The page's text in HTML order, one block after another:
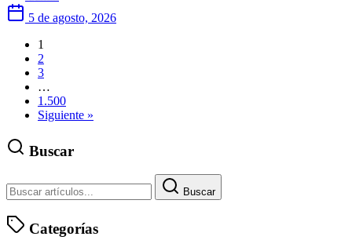
5 de agosto, 2026
1
2
3
…
1.500
Siguiente »
Buscar
Buscar
Categorías